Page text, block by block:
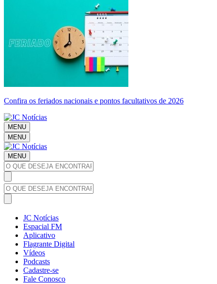
Confira os feriados nacionais e pontos facultativos de 2026
MENU
MENU
MENU
JC Notícias
Espacial FM
Aplicativo
Flagrante Digital
Vídeos
Podcasts
Cadastre-se
Fale Conosco